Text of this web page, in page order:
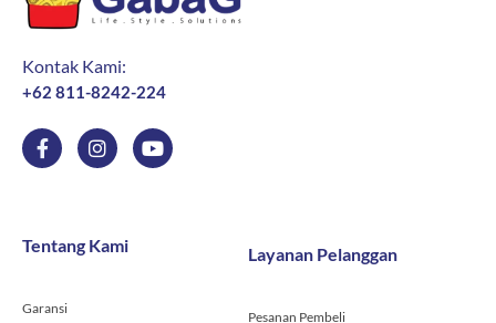
Kontak Kami:
+62 811-8242-224
F
a
c
o
f
I
n
s
g
r
Y
o
u
Tentang Kami
Garansi
Layanan Pelanggan
Pesanan Pembeli